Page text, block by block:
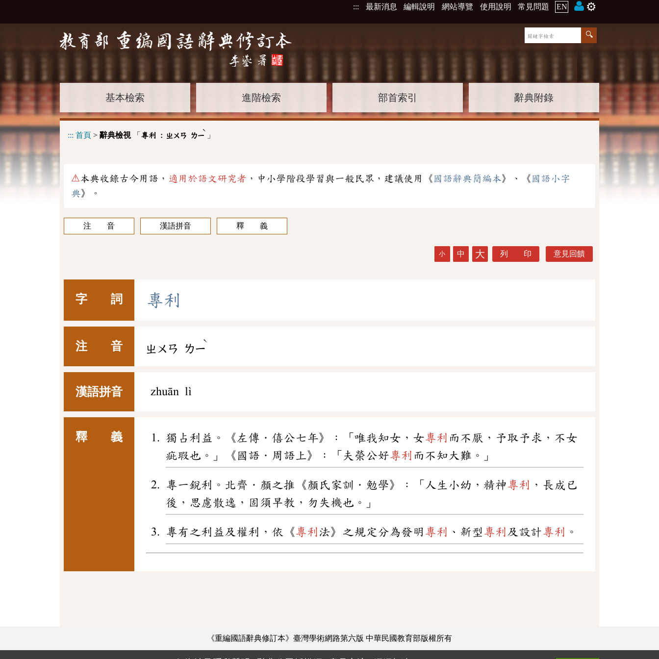
::: 最新消息 編輯說明 網站導覽 使用說明 常見問題 EN ⚙️
基本檢索 進階檢索 部首索引 辭典附錄
::: 首頁 > 辭典檢視「 專利 : ㄓㄨㄢ ㄌㄧ
ˋ
」
⚠本典收錄古今用語， 適用於語文研究者 ，中小學階段學習與一般民眾，建議使用《 國語辭典簡編本》、《 國語小字
典》。
注 音 漢語拼音 釋 義
小 中 大 列 印 意見回饋
字 詞 專利
注 音 ㄓㄨㄢ ㄌㄧ
ˋ
漢語拼音 zhuān lì
釋 義 獨占利益。《左傳．僖公七年》：「唯我知女，女專利 而不厭，予取予求，不女
疵瑕也。」《國語．周語上》：「夫榮公好專利 而不知大難。」
專一銳利。北齊．顏之推《顏氏家訓．勉學》：「人生小幼，精神專利 ，長成已
後，思慮散逸，固須早教，勿失機也。」
專有之利益及權利，依《專利 法》之規定分為發明 專利 、新型 專利及設計專利 。
《重編國語辭典修訂本》臺灣學術網路第六版 中華民國教育部版權所有